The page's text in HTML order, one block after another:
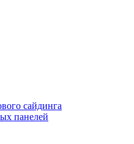
сайдинга
панелей